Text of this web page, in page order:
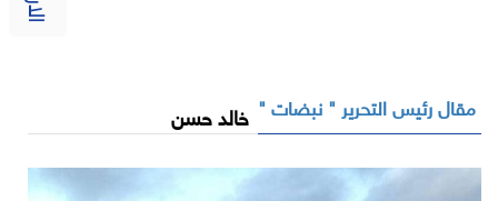
مقال رئيس التحرير " نبضات " خالد حسن